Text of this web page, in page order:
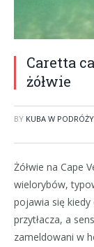
Caretta
żółwie
BY KUBA W PODRÓŻY
Żółwie na Cape
wielorybów,
pojawia się
przytłacza, a
zameldowani w